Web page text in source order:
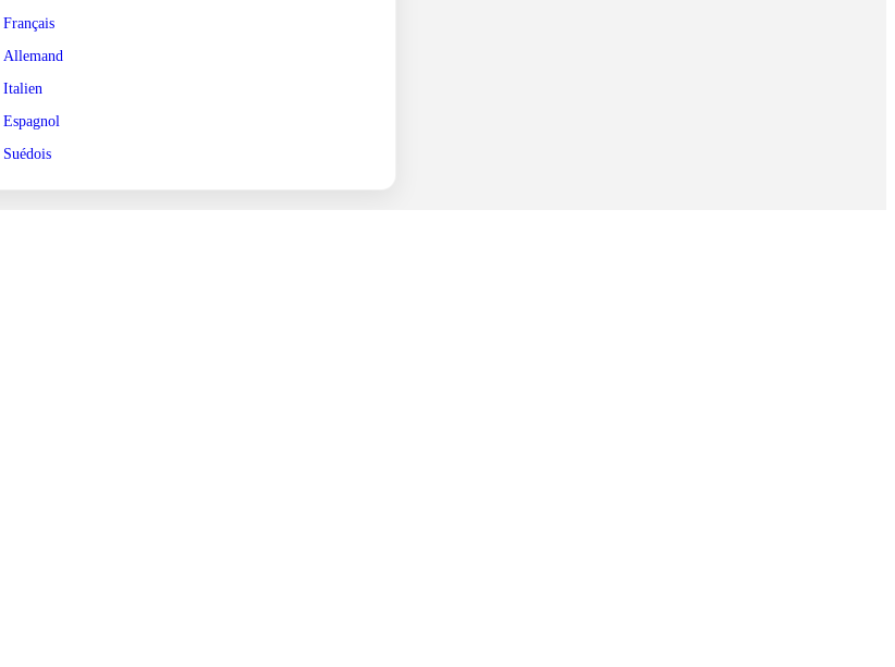
Français
Allemand
Italien
Espagnol
Suédois